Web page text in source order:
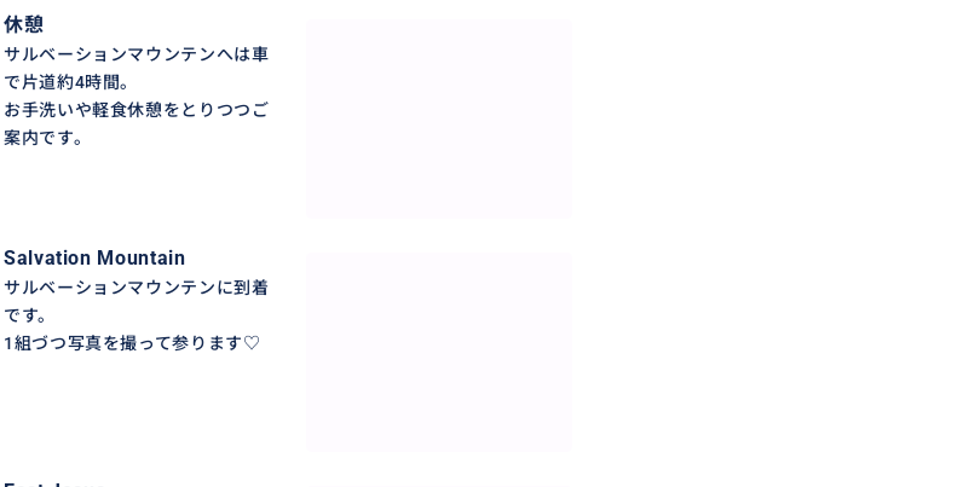
休憩
サルベーションマウンテンへは車
で片道約4時間。
お手洗いや軽食休憩をとりつつご
案内です。
Salvation Mountain
サルベーションマウンテンに到着
です。
1組づつ写真を撮って参ります♡